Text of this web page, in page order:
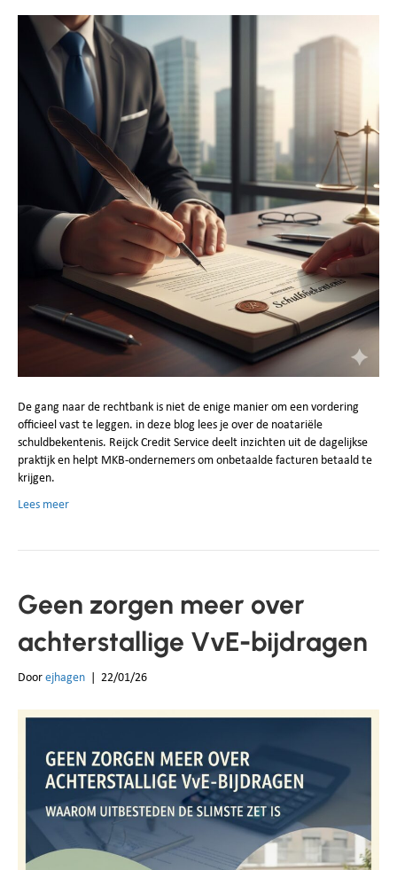
De gang naar de rechtbank is niet de enige manier om een vordering
officieel vast te leggen. in deze blog lees je over de noatariële
schuldbekentenis. Reijck Credit Service deelt inzichten uit de dagelijkse
praktijk en helpt MKB‑ondernemers om onbetaalde facturen betaald te
krijgen.
Lees meer
Geen zorgen meer over
achterstallige VvE-bijdragen
Door ejhagen 22/01/26